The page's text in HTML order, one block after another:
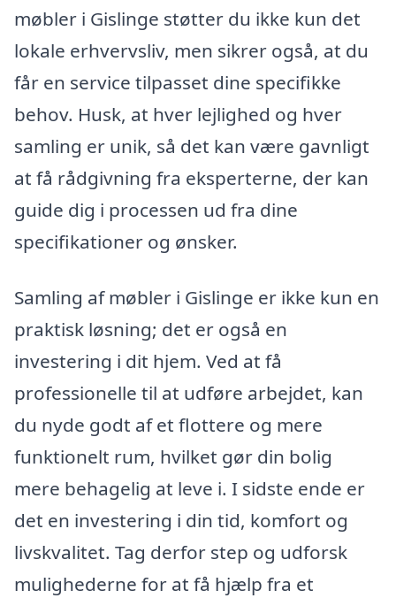
møbler i Gislinge støtter du ikke kun det
lokale erhvervsliv, men sikrer også, at du
får en service tilpasset dine specifikke
behov. Husk, at hver lejlighed og hver
samling er unik, så det kan være gavnligt
at få rådgivning fra eksperterne, der kan
guide dig i processen ud fra dine
specifikationer og ønsker.
Samling af møbler i Gislinge er ikke kun en
praktisk løsning; det er også en
investering i dit hjem. Ved at få
professionelle til at udføre arbejdet, kan
du nyde godt af et flottere og mere
funktionelt rum, hvilket gør din bolig
mere behagelig at leve i. I sidste ende er
det en investering i din tid, komfort og
livskvalitet. Tag derfor step og udforsk
mulighederne for at få hjælp fra et